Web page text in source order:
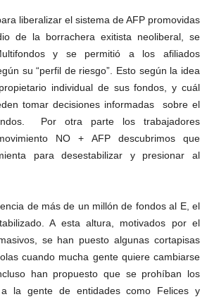
liberalizar el sistema de AFP promovidas
de la borrachera exitista neoliberal, se
y se permitió a los afiliados
su “perfil de riesgo”. Esto según la idea
individual de sus fondos, y cuál
tomar decisiones informadas sobre el
Por otra parte los trabajadores
NO + AFP descubrimos que
para desestabilizar y presionar al
de más de un millón de fondos al E, el
A esta altura, motivados por el
se han puesto algunas cortapisas
cuando mucha gente quiere cambiarse
han propuesto que se prohíban los
la gente de entidades como Felices y